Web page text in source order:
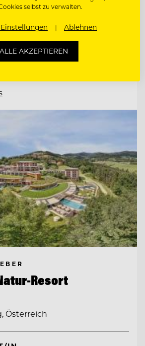
Oberau, Österreich
& FRONT
(M/W/D)
Resort
Österreich
selbst zu verwalten.
Ablehnen
ALLE AKZEPTIEREN